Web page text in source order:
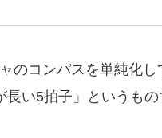
のコンパスを単純化し
い5拍子」というもの